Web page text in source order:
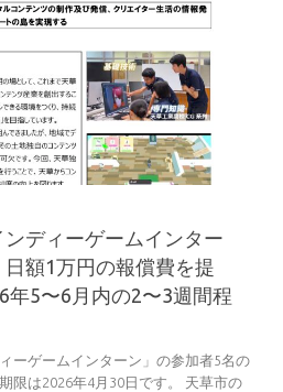
ディーゲームインター
額1万円の報償費を提
年5〜6月内の2〜3週間程
ーゲームインターン」の参加者5名の
限は2026年4月30日です。 天草市の